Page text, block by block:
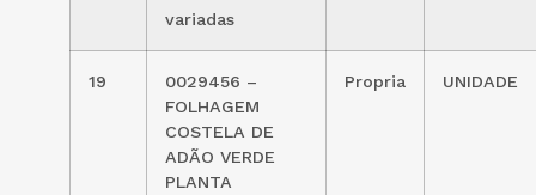
variadas
19
0029456 –
FOLHAGEM
COSTELA DE
ADÃO VERDE
PLANTA
Propria UNIDADE